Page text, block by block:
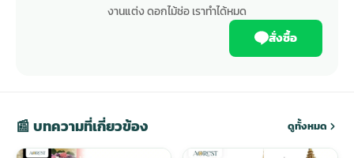
งานแต่ง ดอกไม้ช่อ เราทำได้หมด
สั่งซื้อ
📰 บทความที่เกี่ยวข้อง ดูทั้งหมด